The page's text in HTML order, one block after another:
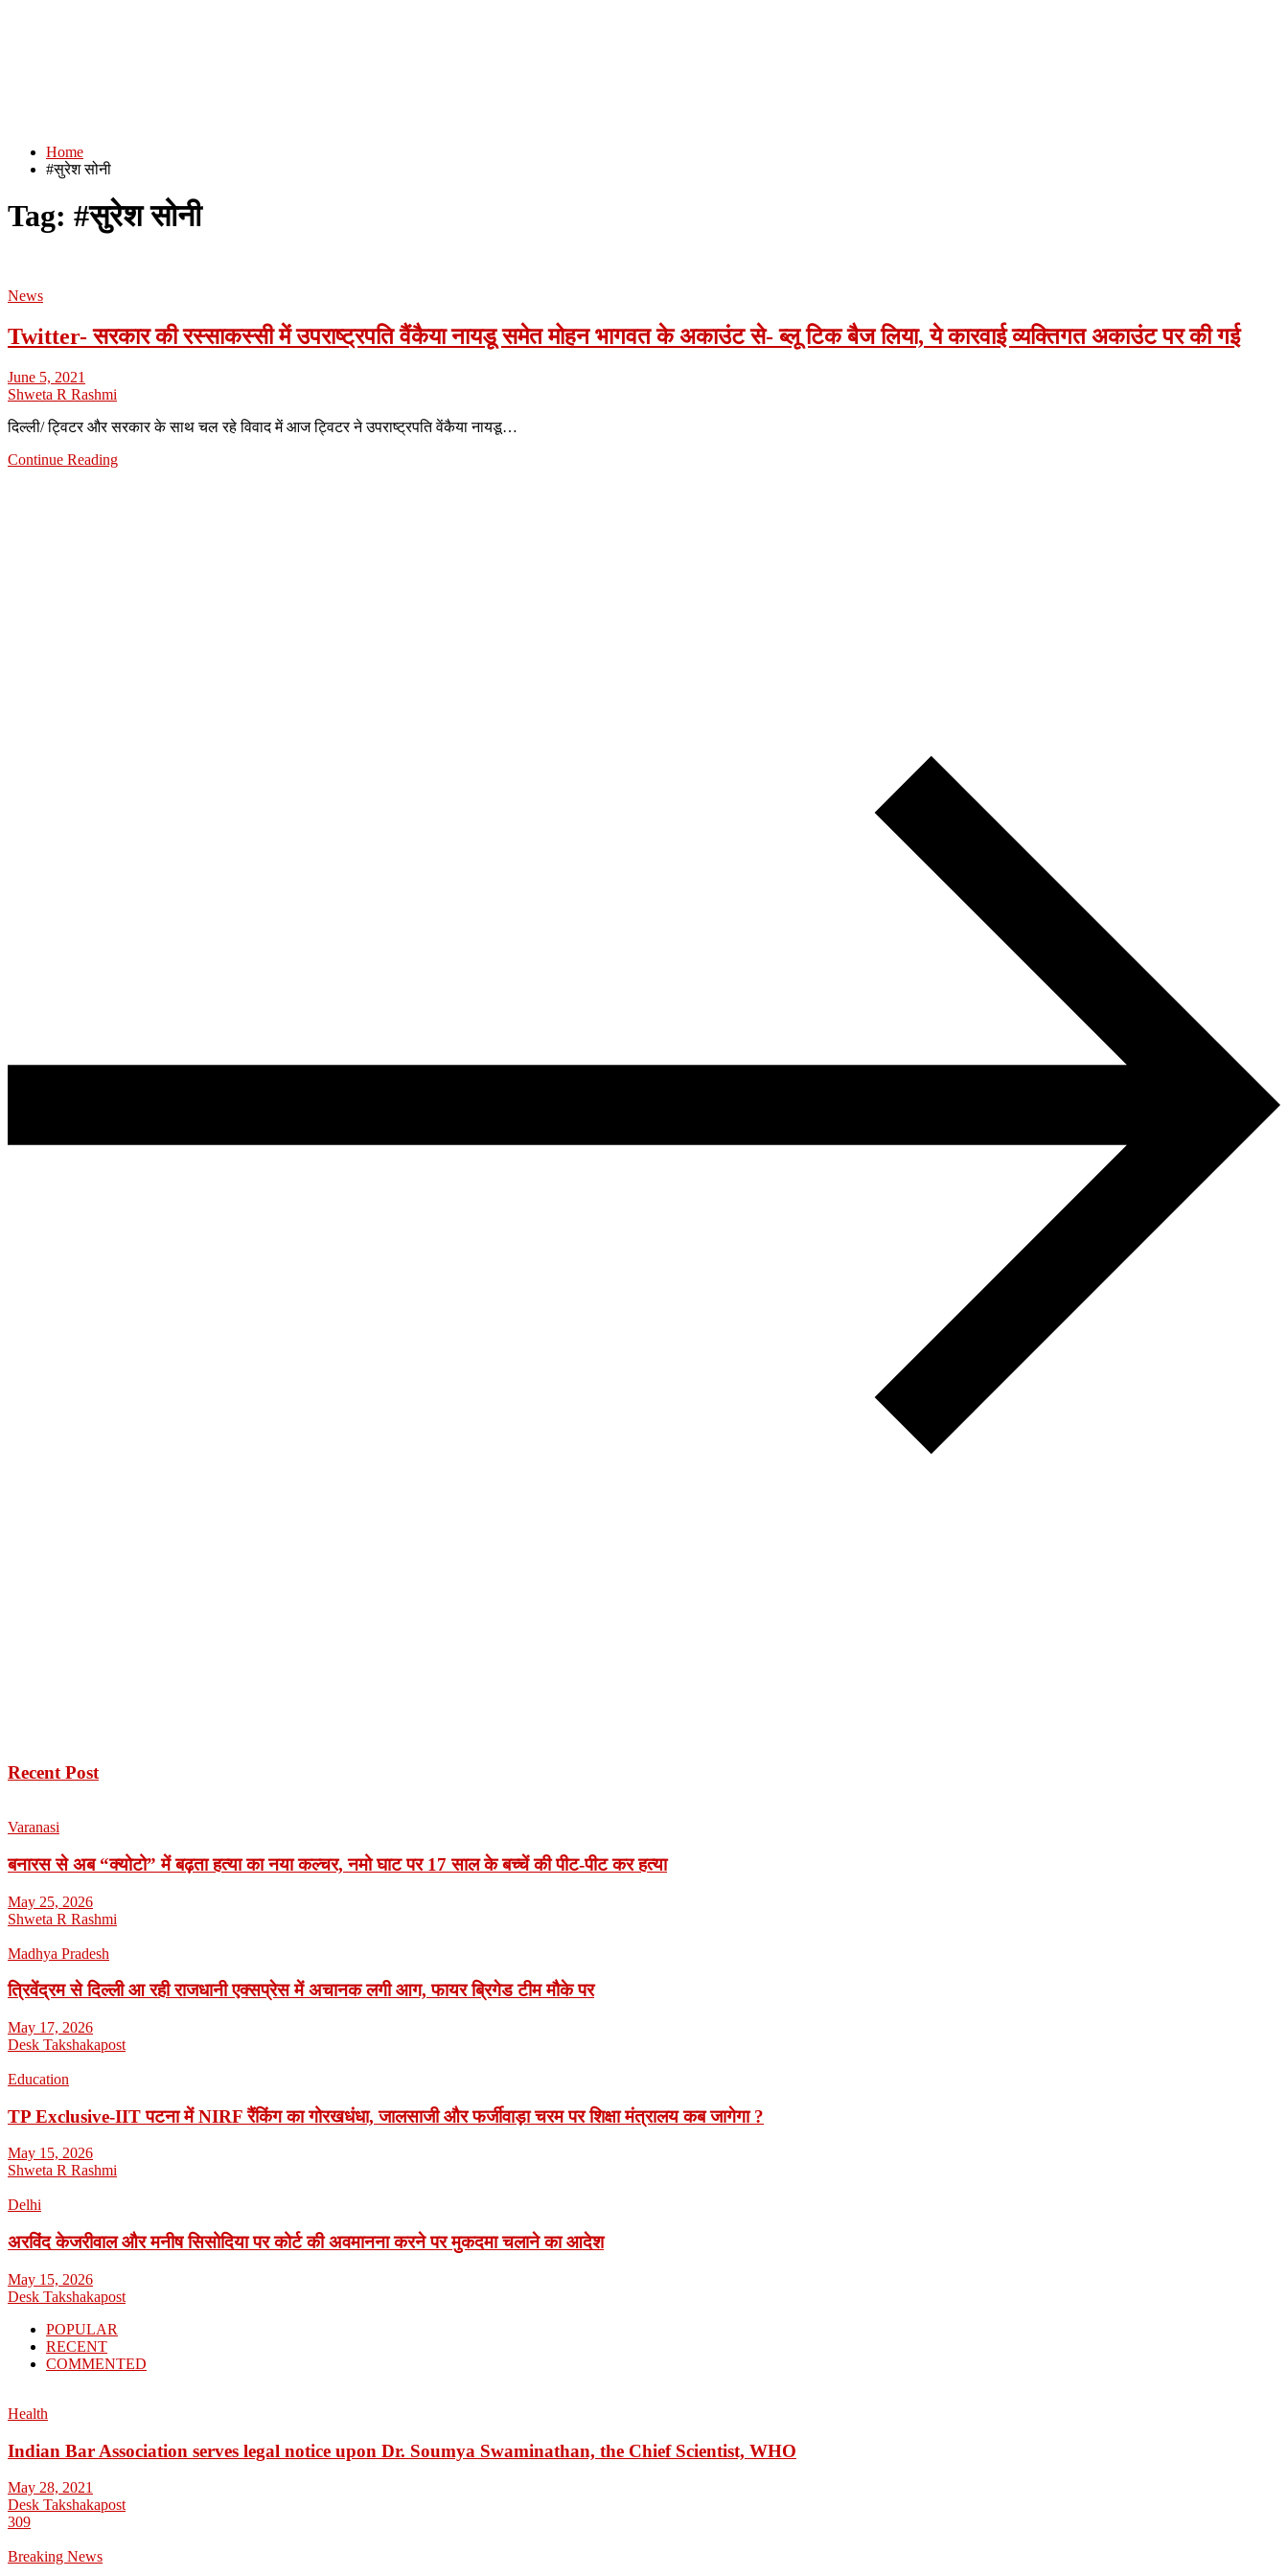
Home
#सुरेश सोनी
Tag: #सुरेश सोनी
News
Twitter- सरकार की रस्साकस्सी में उपराष्ट्रपति वैंकैया नायडू समेत मोहन भागवत के अकाउंट से- ब्लू टिक बैज लिया, ये कारवाई व्यक्तिगत अकाउंट पर की गई
June 5, 2021
Shweta R Rashmi
दिल्ली/ ट्विटर और सरकार के साथ चल रहे विवाद में आज ट्विटर ने उपराष्ट्रपति वेंकैया नायडू…
Continue Reading
Recent Post
Varanasi
बनारस से अब “क्योटो” में बढ़ता हत्या का नया कल्चर, नमो घाट पर 17 साल के बच्चें की पीट-पीट कर हत्या
May 25, 2026
Shweta R Rashmi
Madhya Pradesh
त्रिवेंद्रम से दिल्ली आ रही राजधानी एक्सप्रेस में अचानक लगी आग, फायर ब्रिगेड टीम मौके पर
May 17, 2026
Desk Takshakapost
Education
TP Exclusive-IIT पटना में NIRF रैंकिंग का गोरखधंधा, जालसाजी और फर्जीवाड़ा चरम पर शिक्षा मंत्रालय कब जागेगा ?
May 15, 2026
Shweta R Rashmi
Delhi
अरविंद केजरीवाल और मनीष सिसोदिया पर कोर्ट की अवमानना करने पर मुकदमा चलाने का आदेश
May 15, 2026
Desk Takshakapost
POPULAR
RECENT
COMMENTED
Health
Indian Bar Association serves legal notice upon Dr. Soumya Swaminathan, the Chief Scientist, WHO
May 28, 2021
Desk Takshakapost
309
Breaking News